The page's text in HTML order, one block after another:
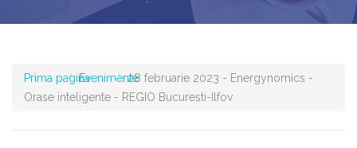
Prima paginaEvenimente28 februarie 2023 - Energynomics -
Orase inteligente - REGIO Bucuresti-Ilfov